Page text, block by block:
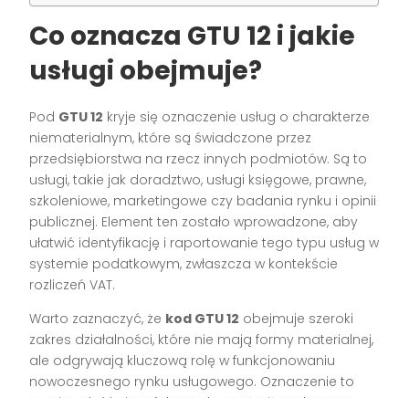
Co oznacza GTU 12 i jakie
usługi obejmuje?
Pod GTU 12 kryje się oznaczenie usług o charakterze
niematerialnym, które są świadczone przez
przedsiębiorstwa na rzecz innych podmiotów. Są to
usługi, takie jak doradztwo, usługi księgowe, prawne,
szkoleniowe, marketingowe czy badania rynku i opinii
publicznej. Element ten zostało wprowadzone, aby
ułatwić identyfikację i raportowanie tego typu usług w
systemie podatkowym, zwłaszcza w kontekście
rozliczeń VAT.
Warto zaznaczyć, że kod GTU 12 obejmuje szeroki
zakres działalności, które nie mają formy materialnej,
ale odgrywają kluczową rolę w funkcjonowaniu
nowoczesnego rynku usługowego. Oznaczenie to